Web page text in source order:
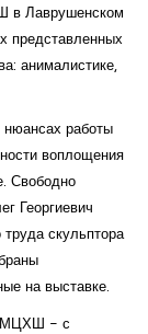
в Лаврушенском
представленных
анималистике,
нюансах работы
воплощения
Свободно
Георгиевич
труда скульптора
на выставке.
«МЦХШ - с